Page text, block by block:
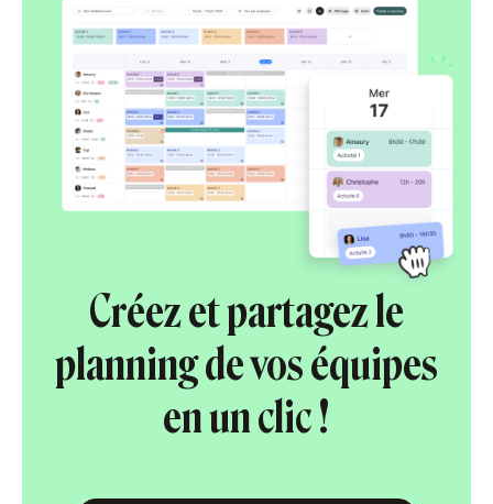
Créez et partagez le
planning de vos équipes
en un clic !